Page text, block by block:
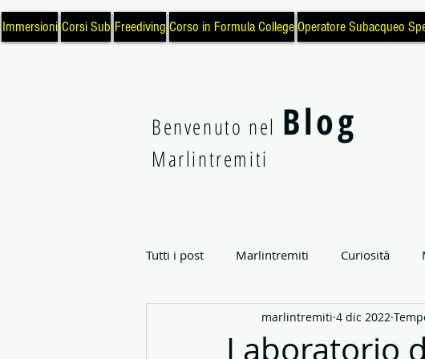
Immersioni Corsi Sub Freediving Corso in Formula CollegeOperatore Subacqueo
Benvenuto nel Blog
Marlintremiti
Tutti i post Marlintremiti Curiosità
Archeologia Subacquea Scienza e
Laboratorio
marlintremiti 4 dic 2022